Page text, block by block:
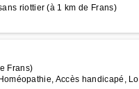
riottier (à 1 km de Frans)
Frans)
Accès handicapé, Lo